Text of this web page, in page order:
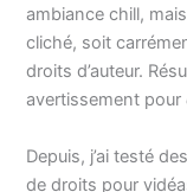
ambiance chill,
cliché, soit
droits d’auteur.
avertissement pour
Depuis, j’ai testé
de droits pour